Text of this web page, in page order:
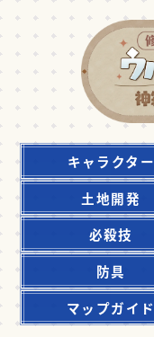
キャラクター
土地開発
必殺技
防具
マップガイド